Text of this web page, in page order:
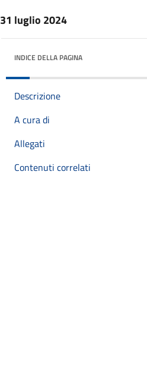
31 luglio 2024
INDICE DELLA PAGINA
Descrizione
A cura di
Allegati
Contenuti correlati